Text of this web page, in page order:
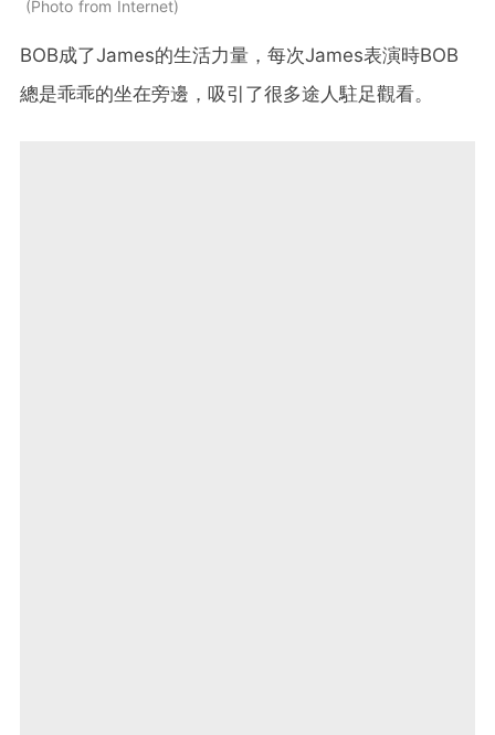
Photo from Internet
BOB成了James的生活力量，每次James表演時BOB
總是乖乖的坐在旁邊，吸引了很多途人駐足觀看。